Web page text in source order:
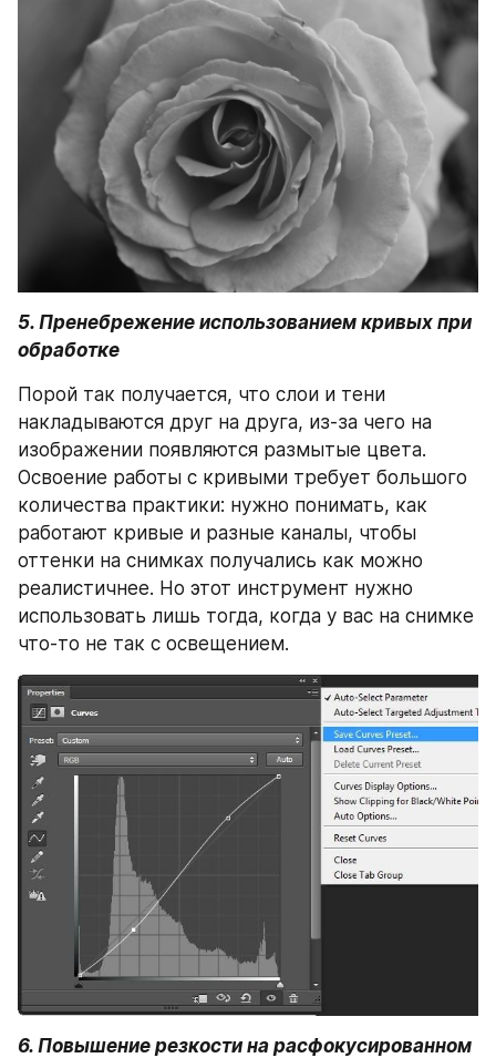
5. Пренебрежение использованием кривых при
обработке
Порой так получается, что слои и тени
накладываются друг на друга, из-за чего на
изображении появляются размытые цвета.
Освоение работы с кривыми требует большого
количества практики: нужно понимать, как
работают кривые и разные каналы, чтобы
оттенки на снимках получались как можно
реалистичнее. Но этот инструмент нужно
использовать лишь тогда, когда у вас на снимке
что-то не так с освещением.
6. Повышение резкости на расфокусированном